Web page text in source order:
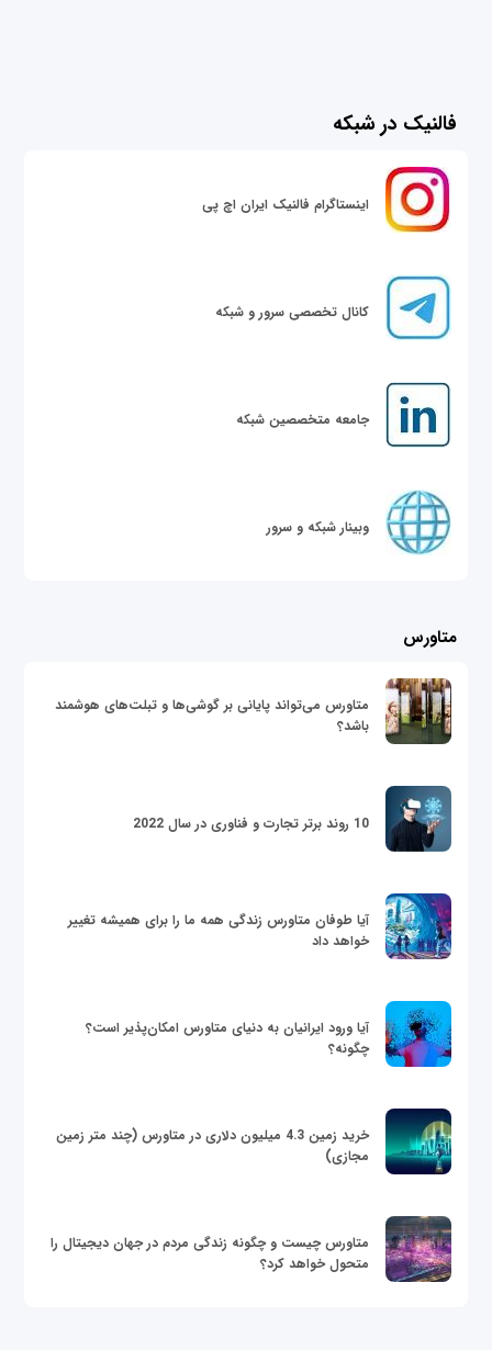
فالنیک در شبکه
اینستاگرام فالنیک ایران اچ پی
کانال تخصصی سرور و شبکه
جامعه متخصصین شبکه
وبینار شبکه و سرور
متاورس
متاورس می‌تواند پایانی بر گوشی‌ها و تبلت‌های هوشمند
باشد؟
10 روند برتر تجارت و فناوری در سال 2022
آیا طوفان متاورس زندگی همه ما را برای همیشه تغییر
خواهد داد
آیا ورود ایرانیان به دنیای متاورس امکان‌پذیر است؟
چگونه؟
خرید زمین 4.3 میلیون دلاری در متاورس (چند متر زمین
مجازی)
متاورس چیست و چگونه زندگی مردم در جهان دیجیتال را
متحول خواهد کرد؟